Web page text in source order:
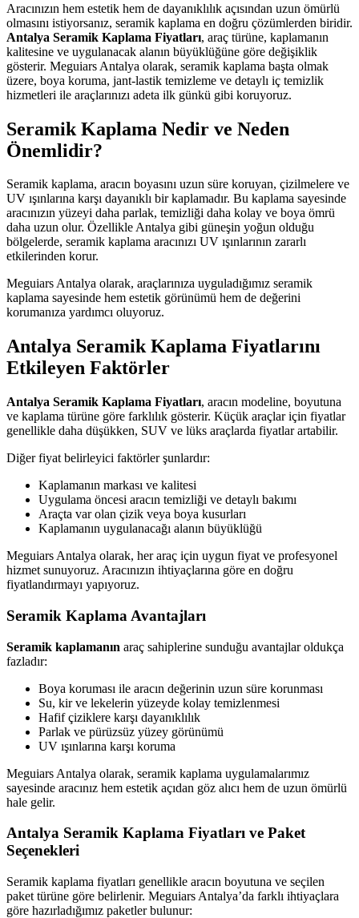
Aracınızın hem estetik hem de dayanıklılık açısından uzun ömürlü
olmasını istiyorsanız, seramik kaplama en doğru çözümlerden biridir.
Antalya Seramik Kaplama Fiyatları, araç türüne, kaplamanın
kalitesine ve uygulanacak alanın büyüklüğüne göre değişiklik
gösterir. Meguiars Antalya olarak, seramik kaplama başta olmak
üzere, boya koruma, jant-lastik temizleme ve detaylı iç temizlik
hizmetleri ile araçlarınızı adeta ilk günkü gibi koruyoruz.
Seramik Kaplama Nedir ve Neden
Önemlidir?
Seramik kaplama, aracın boyasını uzun süre koruyan, çizilmelere ve
UV ışınlarına karşı dayanıklı bir kaplamadır. Bu kaplama sayesinde
aracınızın yüzeyi daha parlak, temizliği daha kolay ve boya ömrü
daha uzun olur. Özellikle Antalya gibi güneşin yoğun olduğu
bölgelerde, seramik kaplama aracınızı UV ışınlarının zararlı
etkilerinden korur.
Meguiars Antalya olarak, araçlarınıza uyguladığımız seramik
kaplama sayesinde hem estetik görünümü hem de değerini
korumanıza yardımcı oluyoruz.
Antalya Seramik Kaplama Fiyatlarını
Etkileyen Faktörler
Antalya Seramik Kaplama Fiyatları, aracın modeline, boyutuna
ve kaplama türüne göre farklılık gösterir. Küçük araçlar için fiyatlar
genellikle daha düşükken, SUV ve lüks araçlarda fiyatlar artabilir.
Diğer fiyat belirleyici faktörler şunlardır:
Kaplamanın markası ve kalitesi
Uygulama öncesi aracın temizliği ve detaylı bakımı
Araçta var olan çizik veya boya kusurları
Kaplamanın uygulanacağı alanın büyüklüğü
Meguiars Antalya olarak, her araç için uygun fiyat ve profesyonel
hizmet sunuyoruz. Aracınızın ihtiyaçlarına göre en doğru
fiyatlandırmayı yapıyoruz.
Seramik Kaplama Avantajları
Seramik kaplamanın araç sahiplerine sunduğu avantajlar oldukça
fazladır:
Boya koruması ile aracın değerinin uzun süre korunması
Su, kir ve lekelerin yüzeyde kolay temizlenmesi
Hafif çiziklere karşı dayanıklılık
Parlak ve pürüzsüz yüzey görünümü
UV ışınlarına karşı koruma
Meguiars Antalya olarak, seramik kaplama uygulamalarımız
sayesinde aracınız hem estetik açıdan göz alıcı hem de uzun ömürlü
hale gelir.
Antalya Seramik Kaplama Fiyatları ve Paket
Seçenekleri
Seramik kaplama fiyatları genellikle aracın boyutuna ve seçilen
paket türüne göre belirlenir. Meguiars Antalya’da farklı ihtiyaçlara
göre hazırladığımız paketler bulunur: